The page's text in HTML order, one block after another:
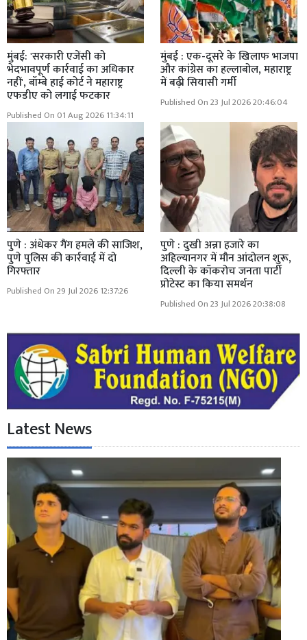
मुंबई: 'सरकारी एजेंसी को
भेदभावपूर्ण कार्रवाई का अधिकार
नहीं', बॉम्बे हाई कोर्ट ने महाराष्ट्र
एफडीए को लगाई फटकार
Published On 01 Aug 2026 11:34:11
मुंबई : एक-दूसरे के खिलाफ भाजपा
और कांग्रेस का हल्लाबोल, महाराष्ट्र
में बढ़ी सियासी गर्मी
Published On 23 Jul 2026 20:46:04
पुणे : अंधेकर गैंग हमले की साजिश,
पुणे पुलिस की कार्रवाई में दो
गिरफ्तार
Published On 29 Jul 2026 12:37:26
पुणे : दुखी अन्ना हजारे का
अहिल्यानगर में मौन आंदोलन शुरू,
दिल्ली के कॉकरोच जनता पार्टी
प्रोटेस्ट का किया समर्थन
Published On 23 Jul 2026 20:38:08
Latest News